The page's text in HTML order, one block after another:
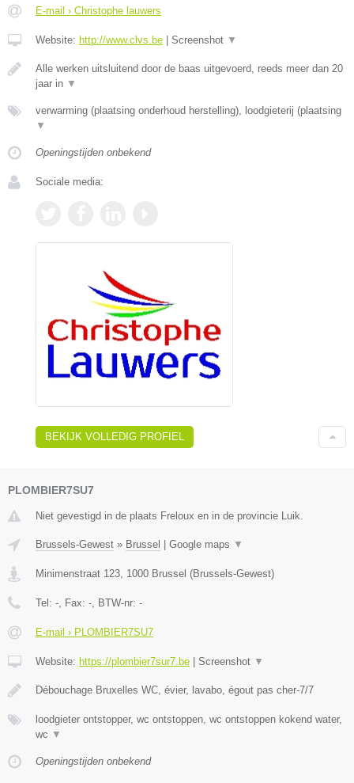
E-mail › Christophe lauwers
Website: http://www.clvs.be Screenshot ▼
Alle werken uitsluitend door de baas uitgevoerd, reeds meer dan 20
jaar in ▼
verwarming (plaatsing onderhoud herstelling), loodgieterij (plaatsing
▼
Openingstijden onbekend
Sociale media:
BEKIJK VOLLEDIG PROFIEL
PLOMBIER7SU7
Niet gevestigd in de plaats Freloux en in de provincie Luik.
Brussels-Gewest » Brussel Google maps ▼
Minimenstraat 123 1000 Brussel (Brussels-Gewest)
Tel: - , Fax: - , BTW-nr: -
E-mail › PLOMBIER7SU7
Website: https://plombier7sur7.be Screenshot ▼
Débouchage Bruxelles WC, évier, lavabo, égout pas cher-7/7
loodgieter ontstopper, wc ontstoppen, wc ontstoppen kokend water,
wc ▼
Openingstijden onbekend